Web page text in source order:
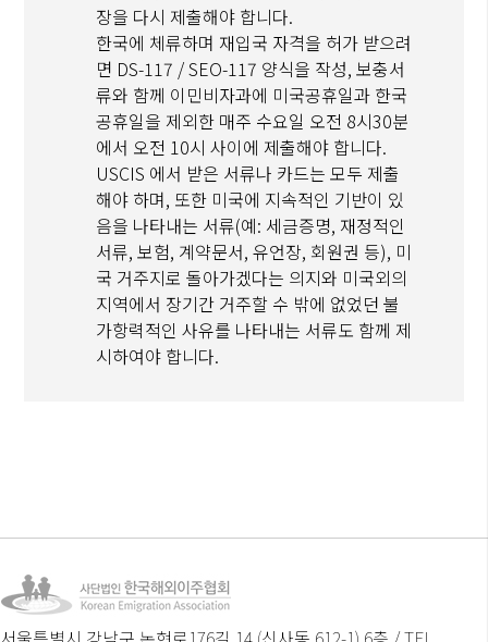
장을 다시 제출해야 합니다.
한국에 체류하며 재입국 자격을 허가 받으려
면 DS-117 / SEO-117 양식을 작성, 보충서
류와 함께 이민비자과에 미국공휴일과 한국
공휴일을 제외한 매주 수요일 오전 8시30분
에서 오전 10시 사이에 제출해야 합니다.
USCIS 에서 받은 서류나 카드는 모두 제출
해야 하며, 또한 미국에 지속적인 기반이 있
음을 나타내는 서류(예: 세금증명, 재정적인
서류, 보험, 계약문서, 유언장, 회원권 등), 미
국 거주지로 돌아가겠다는 의지와 미국외의
지역에서 장기간 거주할 수 밖에 없었던 불
가항력적인 사유를 나타내는 서류도 함께 제
시하여야 합니다.